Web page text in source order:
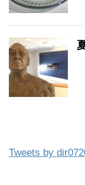
Tweets by